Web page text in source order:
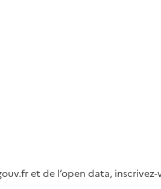
et de l’open data,